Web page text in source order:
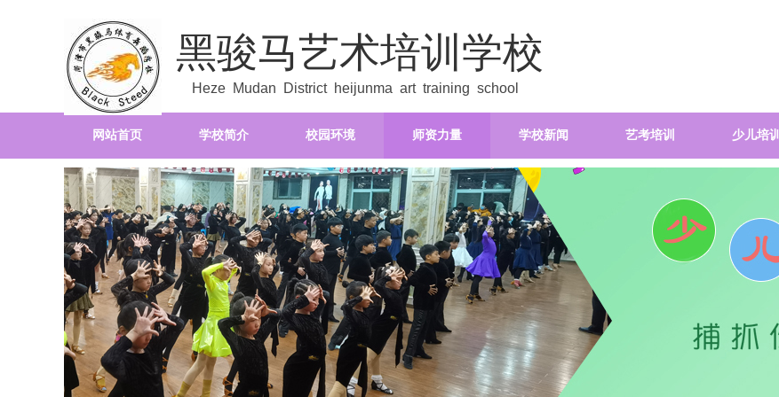
黑骏马艺术培训学校
Heze Mudan District heijunma art training school
网站首页 学校简介 校园环境 师资力量 学校新闻 艺考培训 少儿培训